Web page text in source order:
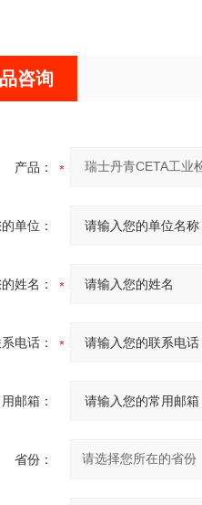
咨询
产品：
单位：
姓名：
电话：
邮箱：
省份：